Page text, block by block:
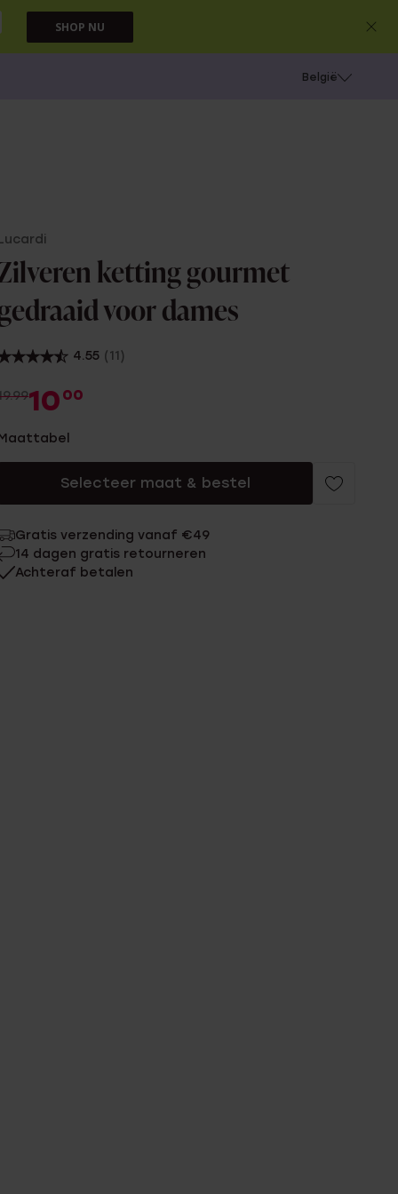
SHOP NU
België
ketting gourmet
voor dames
4.55 (11)
10 00
Selecteer maat & bestel
Gratis verzending vanaf €49
14 dagen gratis retourneren
Achteraf betalen